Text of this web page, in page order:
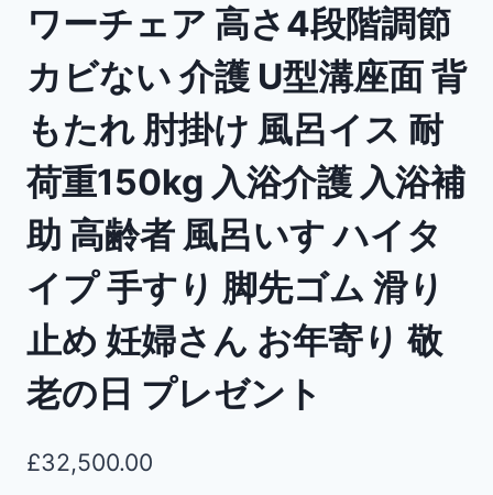
ワーチェア 高さ4段階調節
カビない 介護 U型溝座面 背
もたれ 肘掛け 風呂イス 耐
荷重150kg 入浴介護 入浴補
助 高齢者 風呂いす ハイタ
イプ 手すり 脚先ゴム 滑り
止め 妊婦さん お年寄り 敬
老の日 プレゼント
£32,500.00